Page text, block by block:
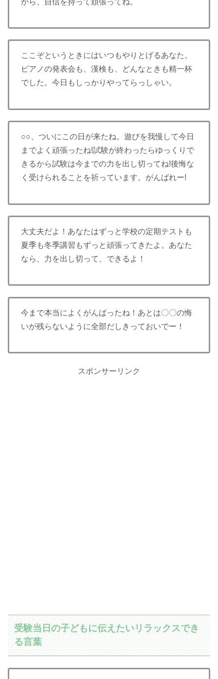
ここぞというときにはいつもやりとげるあなた。
ピアノの発表会も、漢検も、どんなときも精一杯
でした。今日もしっかりやってらっしゃい。
○○、ついにこの日が来たね。遊びを我慢して今日
までよく頑張ったね!試験が終わったらゆっくりで
きるから試験は今までの力を出し切ってね!後悔な
く受けられることを祈っています。がんばれー!
大丈夫だよ！あなたはずっと学校の定期テストも
夏季も冬季講習もずっと頑張ってきたよ。あなた
なら、力を出し切って、できるよ！
今まで本当によくがんばったね！あとは〇〇の悔
いが残らないように全部だしきっておいでー！
スポンサーリンク
受験当日の子どもに伝えたいリラックスでき
る言葉